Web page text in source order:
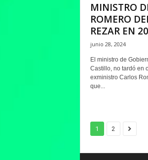
MINISTRO
ROMERO
REZAR EN
junio 28, 2024
El ministro de
Castillo, no tardó en
exministro Carlos
que...
1 2